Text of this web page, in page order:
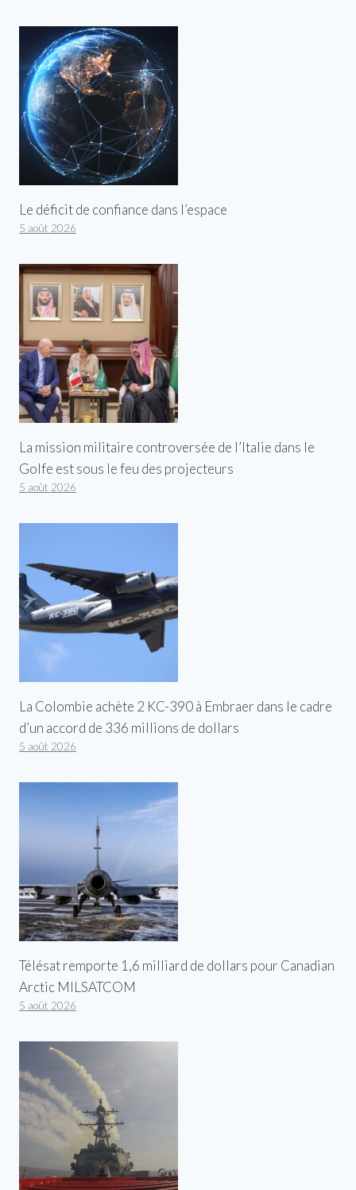
Le déficit de confiance dans l’espace
5 août 2026
La mission militaire controversée de l’Italie dans le
Golfe est sous le feu des projecteurs
5 août 2026
La Colombie achète 2 KC-390 à Embraer dans le cadre
d’un accord de 336 millions de dollars
5 août 2026
Télésat remporte 1,6 milliard de dollars pour Canadian
Arctic MILSATCOM
5 août 2026